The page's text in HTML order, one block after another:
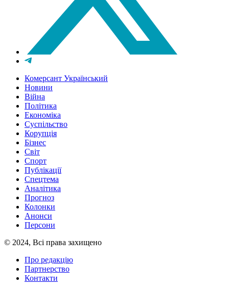
Комерсант Український
Новини
Війна
Політика
Економіка
Суспільство
Корупція
Бізнес
Світ
Спорт
Публікації
Спецтема
Аналітика
Прогноз
Колонки
Анонси
Персони
© 2024, Всі права захищено
Про редакцію
Партнерство
Контакти